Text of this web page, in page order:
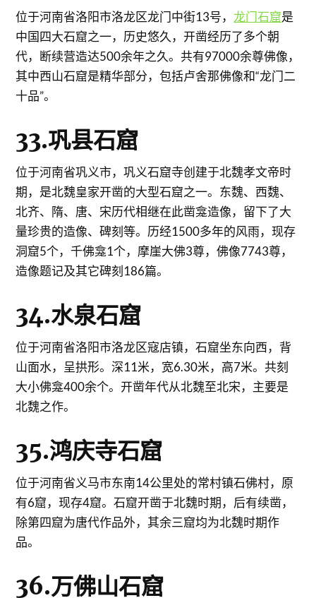
位于河南省洛阳市洛龙区龙门中街13号， 龙门石窟是
中国四大石窟之一，历史悠久，开凿经历了多个朝
代，断续营造达500余年之久。共有97000余尊佛像，
其中西山石窟是精华部分，包括卢舍那佛像和“龙门二
十品”。
33.巩县石窟
位于河南省巩义市，巩义石窟寺创建于北魏孝文帝时
期，是北魏皇家开凿的大型石窟之一。东魏、西魏、
北齐、隋、唐、宋历代相继在此凿龛造像，留下了大
量珍贵的造像、碑刻等。历经1500多年的风雨，现存
洞窟5个，千佛龛1个，摩崖大佛3尊，佛像7743尊，
造像题记及其它碑刻186篇。
34.水泉石窟
位于河南省洛阳市洛龙区寇店镇，石窟坐东向西，背
山面水，呈拱形。深11米，宽6.30米，高7米。共刻
大小佛龛400余个。开凿年代从北魏至北宋，主要是
北魏之作。
35.鸿庆寺石窟
位于河南省义马市东南14公里处的常村镇石佛村，原
有6窟，现存4窟。石窟开凿于北魏时期，后有续凿，
除第四窟为唐代作品外，其余三窟均为北魏时期作
品。
36.万佛山石窟